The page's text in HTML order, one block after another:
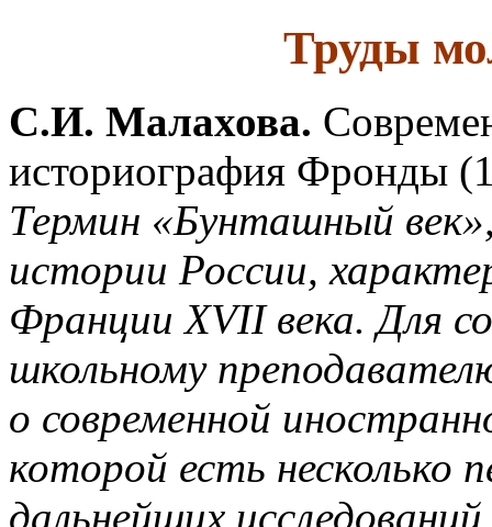
Труды
С.И. Малахова.
историография Фронды
Термин «Бунташный
истории России,
Франции XVII века. Для
школьному
о современной
которой есть несколько
дальнейших исследований.